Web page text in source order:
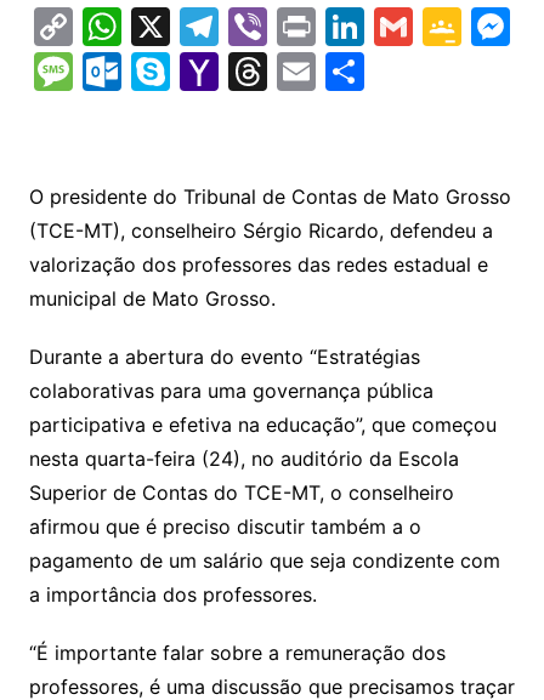
C
o
p
Li
n
k
W
h
at
A
p
p
X T
el
e
a
m
Vi
b
er
Pr
in
t
Li
n
k
dI
n
G G
e
Cl
a
o
m
M
M
s
a
g
e
O
o
k.
c
o
m
S
p
e
Y
o
o
M
ai
l
T
a
d
s
E
l
S
e
O presidente do Tribunal de Contas de Mato Grosso
(TCE-MT), conselheiro Sérgio Ricardo, defendeu a
valorização dos professores das redes estadual e
municipal de Mato Grosso.
Durante a abertura do evento “Estratégias
colaborativas para uma governança pública
participativa e efetiva na educação”, que começou
nesta quarta-feira (24), no auditório da Escola
Superior de Contas do TCE-MT, o conselheiro
afirmou que é preciso discutir também a o
pagamento de um salário que seja condizente com
a importância dos professores.
“É importante falar sobre a remuneração dos
professores, é uma discussão que precisamos traçar